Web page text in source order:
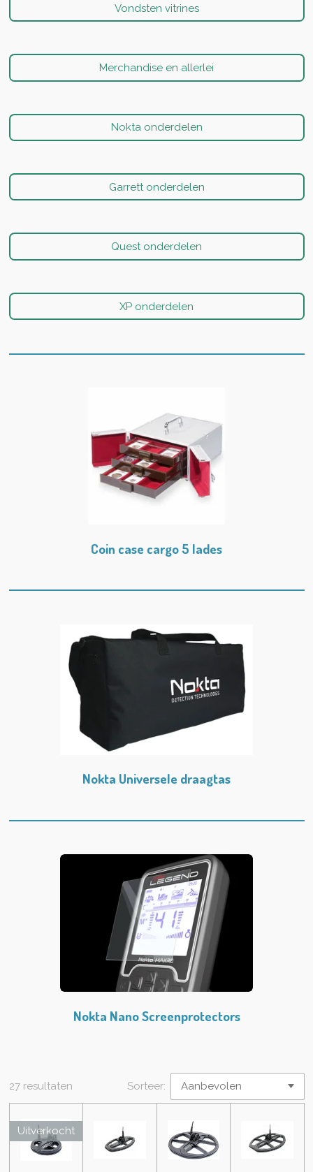
Vondsten vitrines
Merchandise en allerlei
Nokta onderdelen
Garrett onderdelen
Quest onderdelen
XP onderdelen
Coin case cargo 5 lades
Nokta Universele draagtas
Nokta Nano Screenprotectors
27 resultaten Sorteer:
Uitverkocht